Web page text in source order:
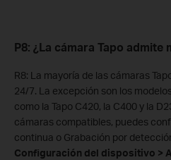
P8: ¿La cámara Tapo
R8: La mayoría de las cámaras
24/7. La excepción son los
como la Tapo C420, la C400 y la
cámaras compatibles, puedes
continua o Grabación por
Configuración del dispositivo >